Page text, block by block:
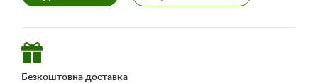
Безкоштовна доставка